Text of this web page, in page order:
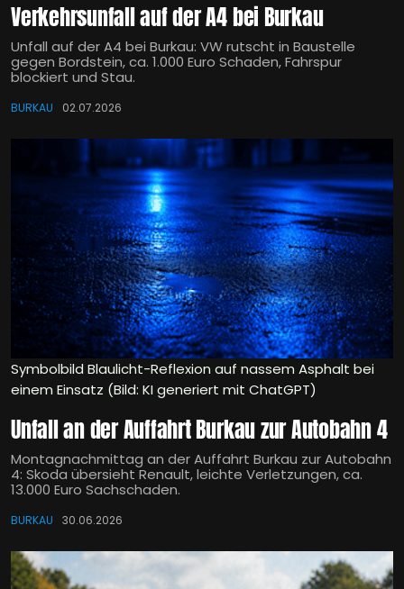
Verkehrsunfall auf der A4 bei Burkau
Unfall auf der A4 bei Burkau: VW rutscht in Baustelle
gegen Bordstein, ca. 1.000 Euro Schaden, Fahrspur
blockiert und Stau.
BURKAU 02.07.2026
Symbolbild Blaulicht-Reflexion auf nassem Asphalt bei
einem Einsatz (Bild: KI generiert mit ChatGPT)
Unfall an der Auffahrt Burkau zur Autobahn 4
Montagnachmittag an der Auffahrt Burkau zur Autobahn
4: Skoda übersieht Renault, leichte Verletzungen, ca.
13.000 Euro Sachschaden.
BURKAU 30.06.2026